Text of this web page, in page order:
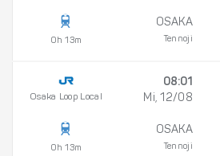
0h 13m
OSAKA
Tennoji
Osaka Loop Local
0h 13m
08:01
Mi, 12/08
OSAKA
Tennoji